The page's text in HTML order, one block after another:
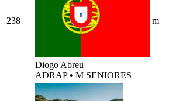
238
Diogo Abreu
ADRAP • M SENIORES
m